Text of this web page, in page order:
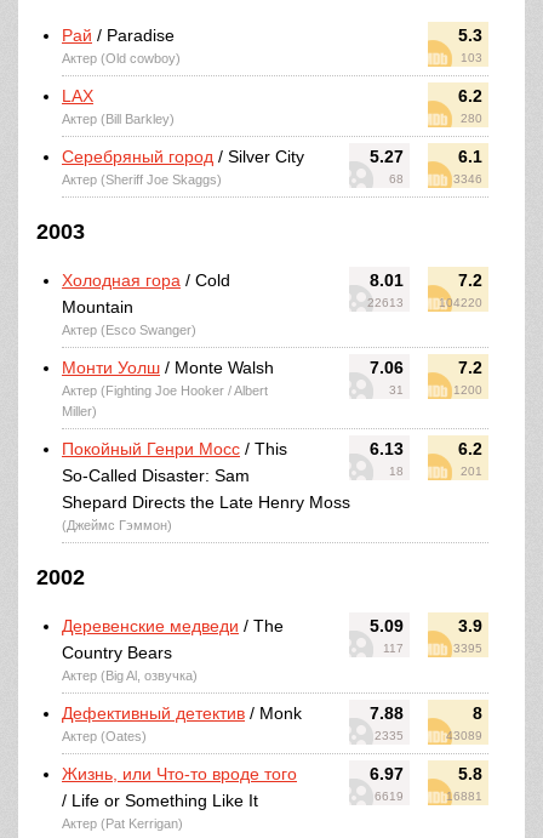
5.3
103
Рай / Paradise
Актер (Old cowboy)
6.2
280
LAX
Актер (Bill Barkley)
5.27
68
6.1
3346
Серебряный город / Silver City
Актер (Sheriff Joe Skaggs)
2003
8.01
22613
7.2
104220
Холодная гора / Cold
Mountain
Актер (Esco Swanger)
7.06
31
7.2
1200
Монти Уолш / Monte Walsh
Актер (Fighting Joe Hooker / Albert
Miller)
6.13
18
6.2
201
Покойный Генри Мосс / This
So-Called Disaster: Sam
Shepard Directs the Late Henry Moss
(Джеймс Гэммон)
2002
5.09
117
3.9
3395
Деревенские медведи / The
Country Bears
Актер (Big Al, озвучка)
7.88
2335
8
43089
Дефективный детектив / Monk
Актер (Oates)
6.97
6619
5.8
16881
Жизнь, или Что-то вроде того
/ Life or Something Like It
Актер (Pat Kerrigan)